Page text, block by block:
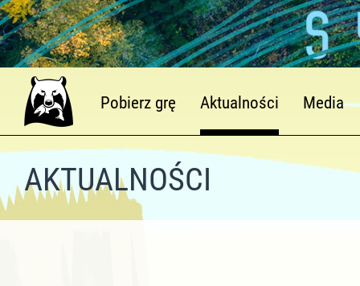
Pobierz grę Aktualności Media
AKTUALNOŚCI